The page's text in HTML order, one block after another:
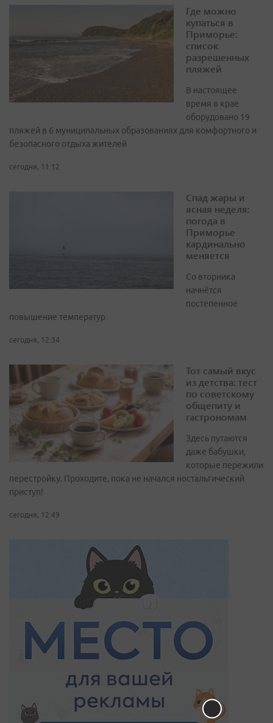
Где можно
купаться в
Приморье:
список
разрешенных
пляжей
В настоящее
время в крае
оборудовано 19
пляжей в 6 муниципальных образованиях для комфортного и
безопасного отдыха жителей
сегодня, 11:12
Спад жары и
ясная неделя:
погода в
Приморье
кардинально
меняется
Со вторника
начнётся
постепенное
повышение температур
сегодня, 12:34
Тот самый вкус
из детства: тест
по советскому
общепиту и
гастрономам
Здесь путаются
даже бабушки,
которые пережили
перестройку. Проходите, пока не начался ностальгический
приступ!
сегодня, 12:49